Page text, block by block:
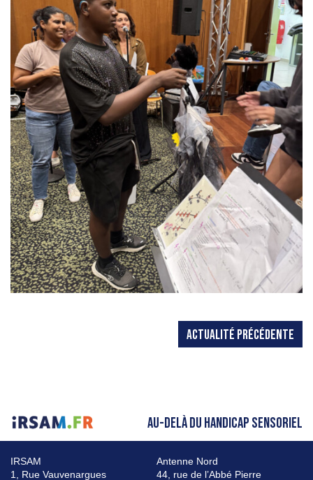
ACTUALITÉ PRÉCÉDENTE
AU-DELÀ DU HANDICAP SENSORIEL
IRSAM
1, Rue Vauvenargues
Antenne Nord
44, rue de l’Abbé Pierre